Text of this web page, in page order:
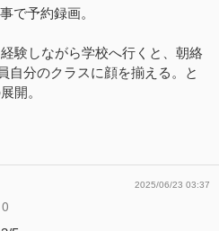
で予約録画。
験しながら学校へ行くと、朝絡
自分のクラスに顔を揃える。と
開。
0
2025/06/23 03:37